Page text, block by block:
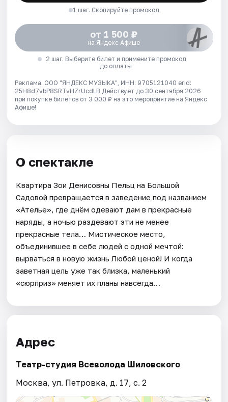
1 шаг. Скопируйте промокод
от 1 500 ₽
на Яндекс Афише
2 шаг. Выберите билет и примените промокод
до оплаты
Реклама. ООО "ЯНДЕКС МУЗЫКА", ИНН: 9705121040 erid:
25H8d7vbP8SRTvHZrUcdLB Действует до 30 сентября 2026
при покупке билетов от 3 000 ₽ на это мероприятие на Яндекс
Афише!
О спектакле
Квартира Зои Денисовны Пельц на Большой
Садовой превращается в заведение под названием
«Ателье», где днём одевают дам в прекрасные
наряды, а ночью раздевают эти не менее
прекрасные тела… Мистическое место,
объединившее в себе людей с одной мечтой:
вырваться в новую жизнь Любой ценой! И когда
заветная цель уже так близка, маленький
«сюрприз» меняет их планы навсегда…
Адрес
Театр-студия Всеволода Шиловского
Москва, ул. Петровка, д. 17, с. 2